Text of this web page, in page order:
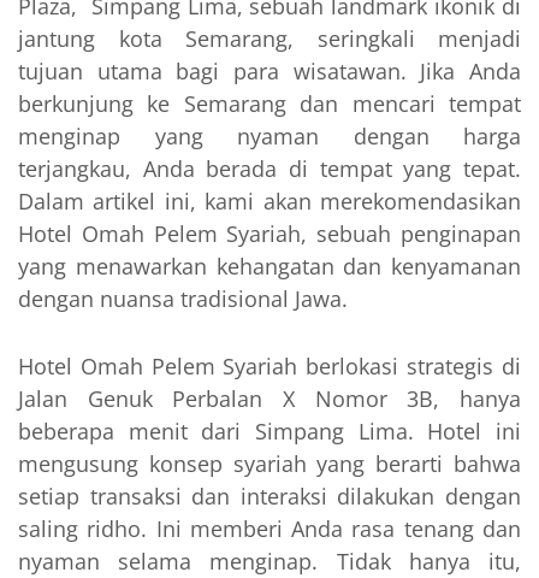
Plaza, Simpang Lima, sebuah landmark ikonik di
jantung kota Semarang, seringkali menjadi
tujuan utama bagi para wisatawan. Jika Anda
berkunjung ke Semarang dan mencari tempat
menginap yang nyaman dengan harga
terjangkau, Anda berada di tempat yang tepat.
Dalam artikel ini, kami akan merekomendasikan
Hotel Omah Pelem Syariah, sebuah penginapan
yang menawarkan kehangatan dan kenyamanan
dengan nuansa tradisional Jawa.
Hotel Omah Pelem Syariah berlokasi strategis di
Jalan Genuk Perbalan X Nomor 3B, hanya
beberapa menit dari Simpang Lima. Hotel ini
mengusung konsep syariah yang berarti bahwa
setiap transaksi dan interaksi dilakukan dengan
saling ridho. Ini memberi Anda rasa tenang dan
nyaman selama menginap. Tidak hanya itu,